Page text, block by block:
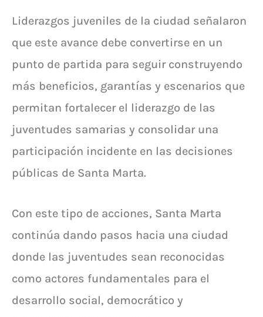
Liderazgos juveniles de la ciudad señalaron
que este avance debe convertirse en un
punto de partida para seguir construyendo
más beneficios, garantías y escenarios que
permitan fortalecer el liderazgo de las
juventudes samarias y consolidar una
participación incidente en las decisiones
públicas de Santa Marta.
Con este tipo de acciones, Santa Marta
continúa dando pasos hacia una ciudad
donde las juventudes sean reconocidas
como actores fundamentales para el
desarrollo social, democrático y